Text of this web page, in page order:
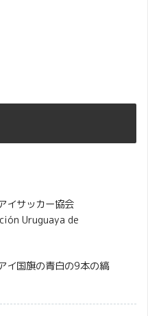
イサッカー協会
Uruguaya de
イ国旗の青白の9本の縞